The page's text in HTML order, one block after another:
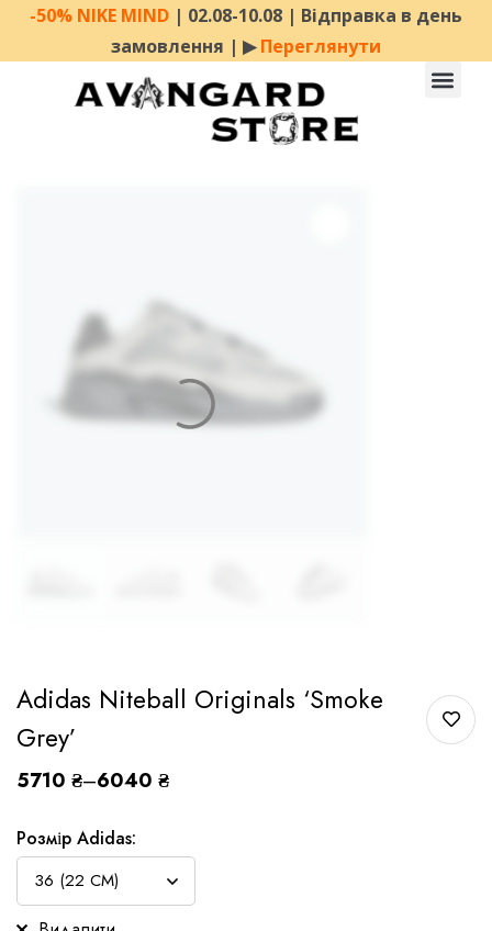
-50% NIKE MIND | 02.08-10.08 | Відправка в день
замовлення | ▶︎Переглянути
Adidas Niteball Originals ‘Smoke
Grey’
5710 ₴–6040 ₴
Розмір Adidas: